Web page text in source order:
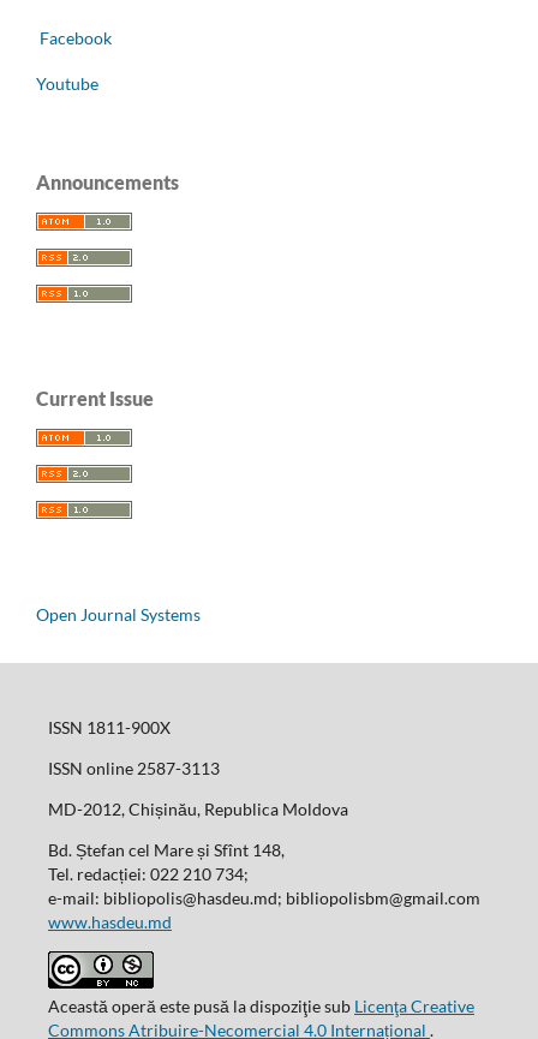
Facebook
Youtube
Announcements
Current Issue
Open Journal Systems
ISSN 1811-900X
ISSN online 2587-3113
MD-2012, Chișinău, Republica Moldova
Bd. Ștefan cel Mare și Sfînt 148,
Tel. redacției: 022 210 734;
e-mail: bibliopolis@hasdeu.md; bibliopolisbm@gmail.com
www.hasdeu.md
Această operă este pusă la dispoziţie sub Licenţa Creative
Commons Atribuire-Necomercial 4.0 Internațional .